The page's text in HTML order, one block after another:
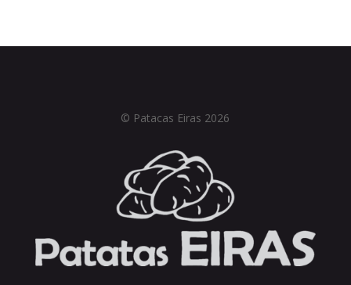
© Patacas Eiras 2026